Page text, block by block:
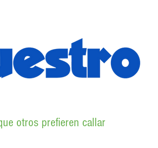
otros prefieren callar